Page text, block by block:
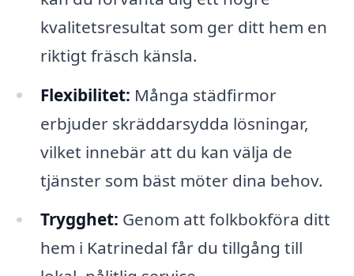
kvalitetsresultat som ger ditt hem en
riktigt fräsch känsla.
Flexibilitet: Många städfirmor
erbjuder skräddarsydda lösningar,
vilket innebär att du kan välja de
tjänster som bäst möter dina behov.
Trygghet: Genom att folkbokföra ditt
hem i Katrinedal får du tillgång till